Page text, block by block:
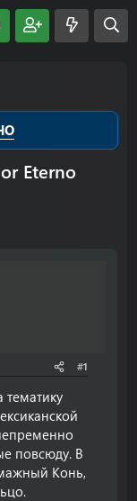
Eterno
#1
тематику
повсюду. В
Конь,